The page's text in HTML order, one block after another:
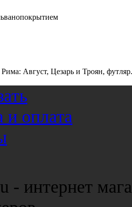
Август, Цезарь и Троян, футляр.
и оплата
- интернет